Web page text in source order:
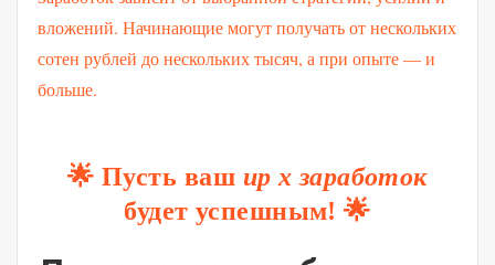
вложений. Начинающие могут получать от нескольких
сотен рублей до нескольких тысяч, а при опыте — и
больше.
🌟 Пусть ваш up x заработок
будет успешным! 🌟